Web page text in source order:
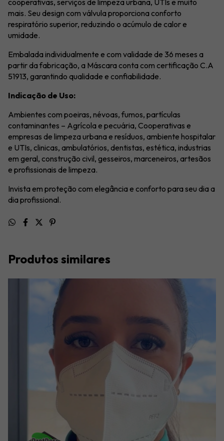
cooperativas, serviços de limpeza urbana, UTIs e muito
mais. Seu design com válvula proporciona conforto
respiratório superior, reduzindo o acúmulo de calor e
umidade.
Embalada individualmente e com validade de 36 meses a
partir da fabricação, a Máscara conta com certificação C.A
51913, garantindo qualidade e confiabilidade.
Indicação de Uso:
Ambientes com poeiras, névoas, fumos, partículas
contaminantes – Agrícola e pecuária, Cooperativas e
empresas de limpeza urbana e resíduos, ambiente hospitalar
e UTIs, clinicas, ambulatórios, dentistas, estética, industrias
em geral, construção civil, gesseiros, marceneiros, artesãos
e profissionais de limpeza.
Invista em proteção com elegância e conforto para seu dia a
dia profissional.
Produtos similares